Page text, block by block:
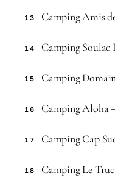
13 Camping Amis
14 Camping Soulac
15 Camping
16 Camping Aloha
17 Camping Cap
18 Camping Le